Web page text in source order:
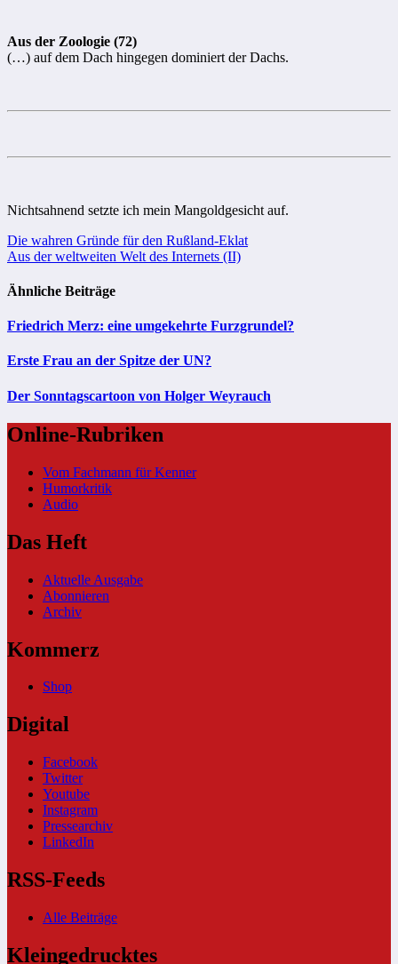
Aus der Zoologie (72)
(…) auf dem Dach hingegen dominiert der Dachs.
Nichtsahnend setzte ich mein Mangoldgesicht auf.
Beitragsnavigation
Die wahren Gründe für den Rußland-Eklat
Aus der weltweiten Welt des Internets (II)
Ähnliche Beiträge
Friedrich Merz: eine umgekehrte Furzgrundel?
Erste Frau an der Spitze der UN?
Der Sonntagscartoon von Holger Weyrauch
Online-Rubriken
Vom Fachmann für Kenner
Humorkritik
Audio
Das Heft
Aktuelle Ausgabe
Abonnieren
Archiv
Kommerz
Shop
Digital
Facebook
Twitter
Youtube
Instagram
Pressearchiv
LinkedIn
RSS-Feeds
Alle Beiträge
Kleingedrucktes